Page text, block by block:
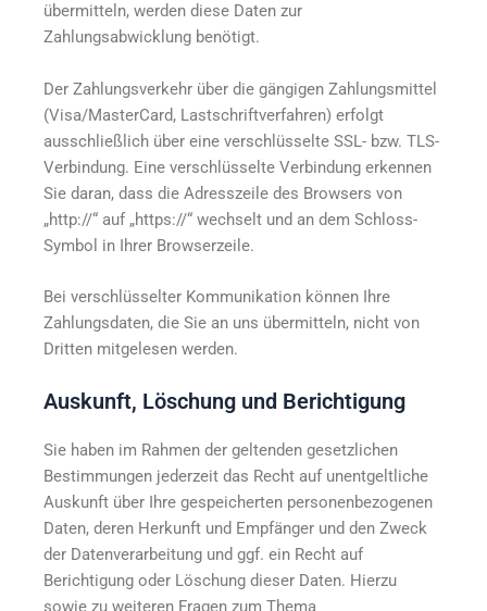
übermitteln, werden diese Daten zur
Zahlungsabwicklung benötigt.
Der Zahlungsverkehr über die gängigen Zahlungsmittel
(Visa/MasterCard, Lastschriftverfahren) erfolgt
ausschließlich über eine verschlüsselte SSL- bzw. TLS-
Verbindung. Eine verschlüsselte Verbindung erkennen
Sie daran, dass die Adresszeile des Browsers von
„http://“ auf „https://“ wechselt und an dem Schloss-
Symbol in Ihrer Browserzeile.
Bei verschlüsselter Kommunikation können Ihre
Zahlungsdaten, die Sie an uns übermitteln, nicht von
Dritten mitgelesen werden.
Auskunft, Löschung und Berichtigung
Sie haben im Rahmen der geltenden gesetzlichen
Bestimmungen jederzeit das Recht auf unentgeltliche
Auskunft über Ihre gespeicherten personenbezogenen
Daten, deren Herkunft und Empfänger und den Zweck
der Datenverarbeitung und ggf. ein Recht auf
Berichtigung oder Löschung dieser Daten. Hierzu
sowie zu weiteren Fragen zum Thema